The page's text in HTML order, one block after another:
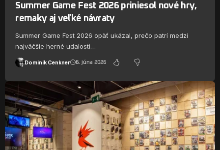
Summer Game Fest 2026 priniesol nové hry,
remaky aj veľké návraty
Summer Game Fest 2026 opäť ukázal, prečo patrí medzi
najväčšie herné udalosti…
Dominik Cenkner 6. júna 2026